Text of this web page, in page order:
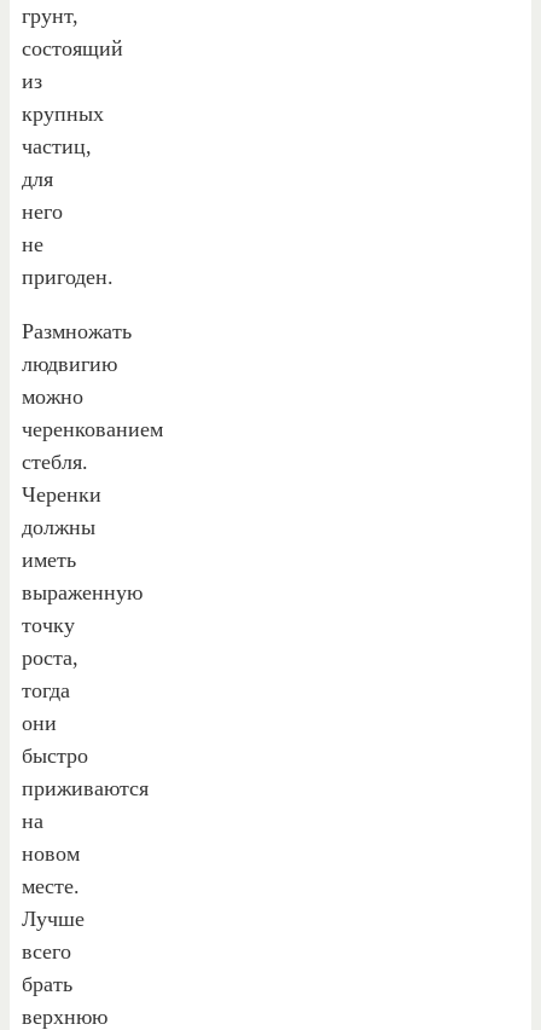
грунт,
состоящий
из
крупных
частиц,
для
него
не
пригоден.
Размножать
людвигию
можно
черенкованием
стебля.
Черенки
должны
иметь
выраженную
точку
роста,
тогда
они
быстро
приживаются
на
новом
месте.
Лучше
всего
брать
верхнюю